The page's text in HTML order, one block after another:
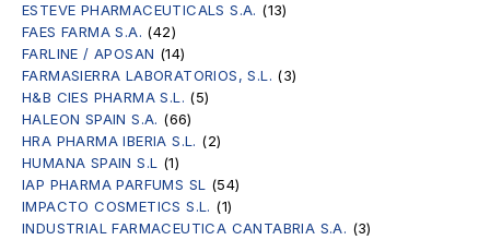
ESTEVE PHARMACEUTICALS S.A. (13)
FAES FARMA S.A. (42)
FARLINE / APOSAN (14)
FARMASIERRA LABORATORIOS, S.L. (3)
H&B CIES PHARMA S.L. (5)
HALEON SPAIN S.A. (66)
HRA PHARMA IBERIA S.L. (2)
HUMANA SPAIN S.L
(1)
IAP PHARMA PARFUMS SL
(54)
IMPACTO COSMETICS S.L. (1)
INDUSTRIAL FARMACEUTICA CANTABRIA S.A. (3)